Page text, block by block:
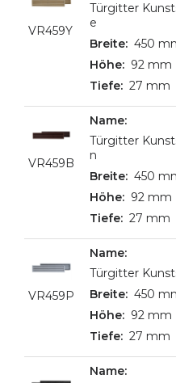
VR459Y
Türgitter
e
450
92 mm
27 mm
VR459B
Türgitter
n
450
92 mm
27 mm
VR459P
Türgitter
450
92 mm
27 mm